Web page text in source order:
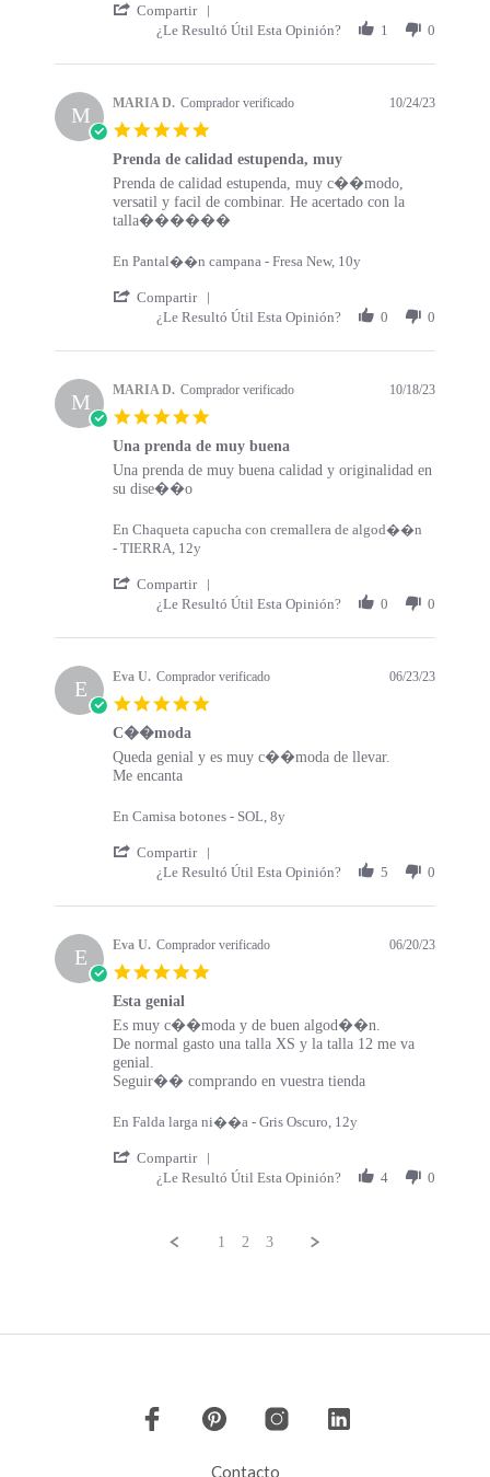
Compartir
¿Le Resultó Útil Esta Opinión?
1 0
M MARIA D. Comprador verificado 10/24/23
Prenda de calidad estupenda, muy
Review by MARIA D. on 24 Oct 2023
review stating Prenda de calidad estupenda, muy
Prenda de calidad estupenda, muy c��modo,
versatil y facil de combinar. He acertado con la
talla������
En Pantal��n campana - Fresa New, 10y
Compartir
¿Le Resultó Útil Esta Opinión?
0 0
M MARIA D. Comprador verificado 10/18/23
Una prenda de muy buena
Review by MARIA D. on 18 Oct 2023
review stating Una prenda de muy buena
Una prenda de muy buena calidad y originalidad en
su dise��o
En Chaqueta capucha con cremallera de algod��n
- TIERRA, 12y
Compartir
¿Le Resultó Útil Esta Opinión?
0 0
E Eva U. Comprador verificado 06/23/23
C��moda
Review by Eva U. on 23 Jun 2023
review stating C��moda
Queda genial y es muy c��moda de llevar.
Me encanta
En Camisa botones - SOL, 8y
Compartir
¿Le Resultó Útil Esta Opinión?
5 0
E Eva U. Comprador verificado 06/20/23
Esta genial
Review by Eva U. on 20 Jun 2023
review stating Esta genial
Es muy c��moda y de buen algod��n.
De normal gasto una talla XS y la talla 12 me va
genial.
Seguir�� comprando en vuestra tienda
En Falda larga ni��a - Gris Oscuro, 12y
Compartir
¿Le Resultó Útil Esta Opinión?
4 0
1 2 3
Contacto